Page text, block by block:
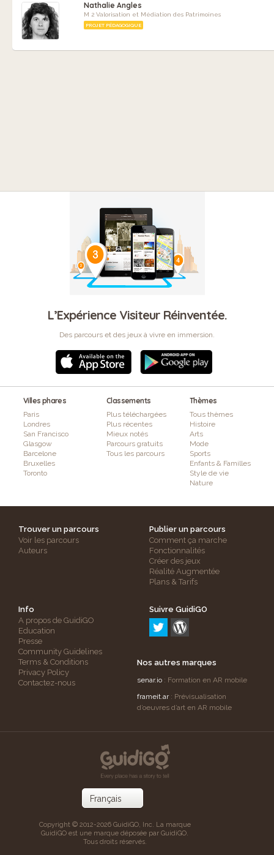
Nathalie Angles
M 2 Valorisation et Médiation des Patrimoines
PROJET PÉDAGOGIQUE
L’Expérience Visiteur Réinventée.
Des parcours et des jeux à vivre en immersion.
Villes phares
Paris
Londres
San Francisco
Glasgow
Barcelone
Bruxelles
Toronto
Classements
Plus téléchargées
Plus récentes
Mieux notés
Parcours gratuits
Tous les parcours
Thèmes
Tous thèmes
Histoire
Arts
Mode
Sports
Enfants & Familles
Style de vie
Nature
Trouver un parcours
Voir les parcours
Auteurs
Publier un parcours
Comment ça marche
Fonctionnalités
Créer des jeux
Réalité Augmentée
Plans & Tarifs
Info
A propos de GuidiGO
Education
Presse
Community Guidelines
Terms & Conditions
Privacy Policy
Contactez-nous
Suivre GuidiGO
Nos autres marques
senar.io : Formation en AR mobile
frameit.ar: Prévisualisation
d’oeuvres d’art en AR mobile
Copyright © 2012-2026 GuidiGO, Inc. La marque
GuidiGO est une marque déposée par GuidiGO.
Tous droits réservés.